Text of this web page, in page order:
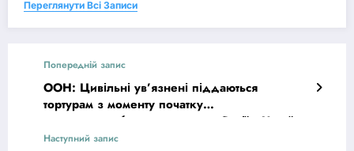
Переглянути Всі Записи
Попередній запис
ООН: Цивільні ув’язнені піддаються
тортурам з моменту початку
повномасштабного вторгнення Росії в Україну
Наступний запис